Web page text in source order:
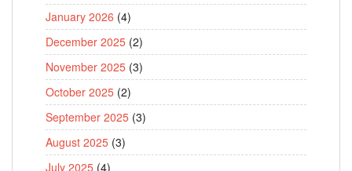
January 2026 (4)
December 2025 (2)
November 2025 (3)
October 2025 (2)
September 2025 (3)
August 2025 (3)
July 2025 (4)